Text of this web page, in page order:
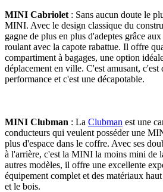
MINI Cabriolet : Sans aucun doute le
MINI. Avec le design classique du
gagne de plus en plus d'adeptes grâce
roulant avec la capote rabattue. Il offre
compartiment à bagages, une option
déplacement en ville. C'est amusant, c'est
performance et c'est une décapotable.
MINI Clubman : La Clubman est une
conducteurs qui veulent posséder une
plus d'espace dans le coffre. Avec ses
à l'arrière, c'est la MINI la moins mini de
autres modèles, il offre une excellente
équipement complet et des matériaux
et le bois.